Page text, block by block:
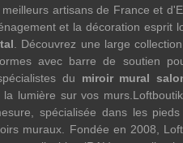
artisans de France et
et la décoration esprit
. Découvrez une large
avec barre de soutien
du miroir mural
lumière sur vos
spécialisée dans les
muraux. Fondée en 2008,